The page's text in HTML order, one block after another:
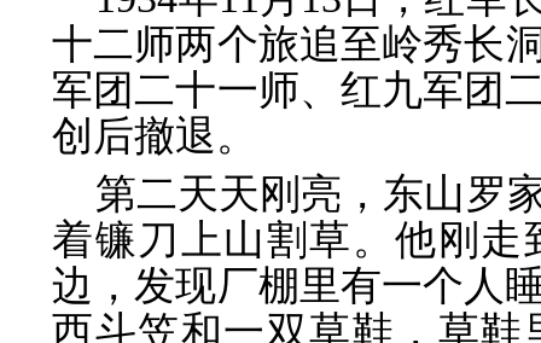
十二师两个旅追至岭秀长
军团二十一师、红九军团
创后撤退。
第二天天刚亮，东山罗
着镰刀上山割草。他刚
边，发现厂棚里有一个人
西斗笠和一双草鞋，草